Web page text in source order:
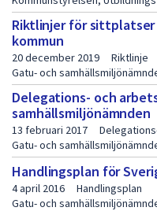
l
i
k
a
t
i
o
n
Riktlinjer för sittplatser
kommun
20 december 2019
Riktlinje
Gatu- och
Delegations- och
samhällsmiljönämnden
13 februari 2017
Gatu- och
Handlingsplan för
4 april 2016
Handlingsplan
Gatu- och